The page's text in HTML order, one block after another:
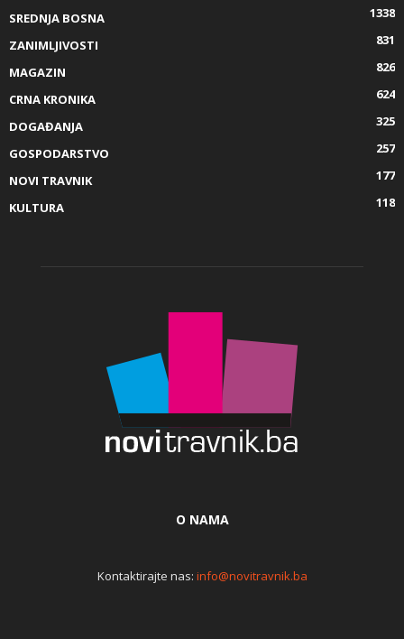
SREDNJA BOSNA
1338
ZANIMLJIVOSTI
831
MAGAZIN
826
CRNA KRONIKA
624
DOGAĐANJA
325
GOSPODARSTVO
257
NOVI TRAVNIK
177
KULTURA
118
O NAMA
Kontaktirajte nas: info@novitravnik.ba